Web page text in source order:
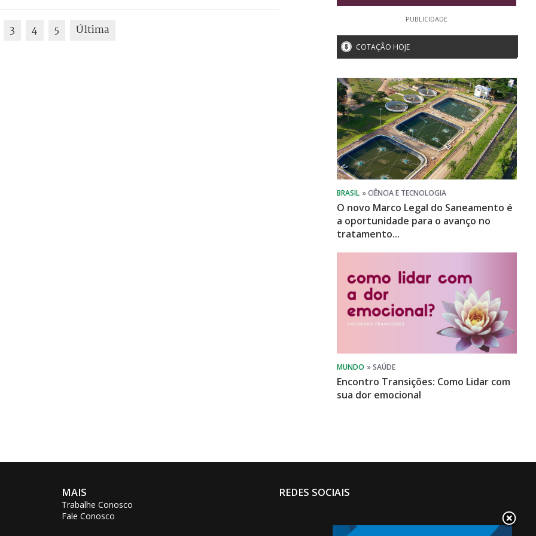
3 4 5 Última
PUBLICIDADE
COTAÇÃO HOJE
O novo Marco Legal do Saneamento é
a oportunidade para o avanço no
tratamento...
Encontro Transições: Como Lidar com
sua dor emocional
MAIS
Trabalhe Conosco
Fale Conosco
REDES SOCIAIS